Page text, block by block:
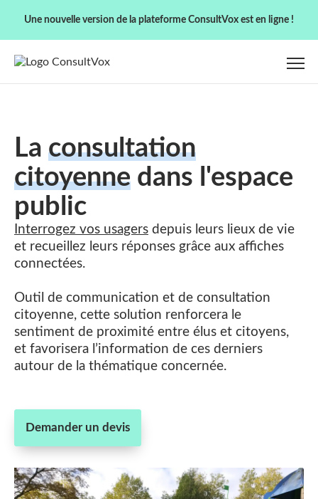
Une nouvelle version de la plateforme ConsultVox est en ligne !
La consultation
citoyenne dans l'espace
public
Interrogez vos usagers depuis leurs lieux de vie
et recueillez leurs réponses grâce aux affiches
connectées.
Outil de communication et de consultation
citoyenne, cette solution renforcera le
sentiment de proximité entre élus et citoyens,
et favorisera l’information de ces derniers
autour de la thématique concernée.
Demander un devis